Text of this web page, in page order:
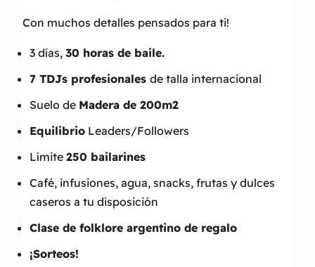
Con muchos detalles pensados para ti!
3 días, 30 horas de baile.
7 TDJs profesionales de talla internacional
Suelo de Madera de 200m2
Equilibrio Leaders/Followers
Límite 250 bailarines
Café, infusiones, agua, snacks, frutas y dulces
caseros a tu disposición
Clase de folklore argentino de regalo
¡Sorteos!